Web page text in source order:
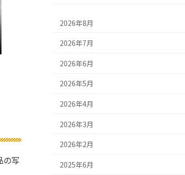
の写
2026年8月
2026年7月
2026年6月
2026年5月
2026年4月
2026年3月
2026年2月
2025年6月